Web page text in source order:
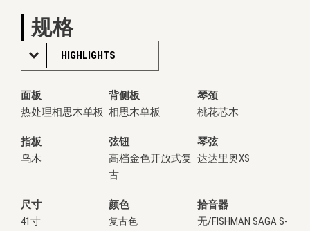
规格
HIGHLIGHTS
面板 背侧板
琴颈
热处理相思木单板 相思木单板 桃花芯木
指板 弦钮
琴弦
乌木
高档金色开放式复
古
达达里奥XS
尺寸 颜色
拾音器
41寸
复古色
无/FISHMAN SAGA S-